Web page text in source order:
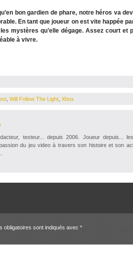
bon gardien de phare, notre héros va
En tant que joueur on est vite happée
mystères qu’elle dégage. Assez court et
à vivre.
Will Follow The Light Xbox
testeur... depuis 2006. Joueur depuis...
du jeu video à travers son histoire et son
obligatoires sont indiqués avec *